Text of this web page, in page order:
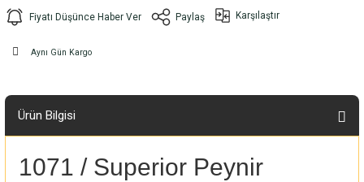
Fiyatı Düşünce Haber Ver Paylaş Karşılaştır
Aynı Gün Kargo
Ürün Bilgisi
1071 / Superior Peynir